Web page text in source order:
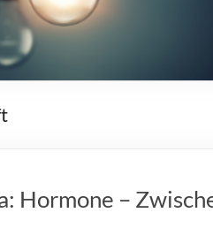
Hormone –